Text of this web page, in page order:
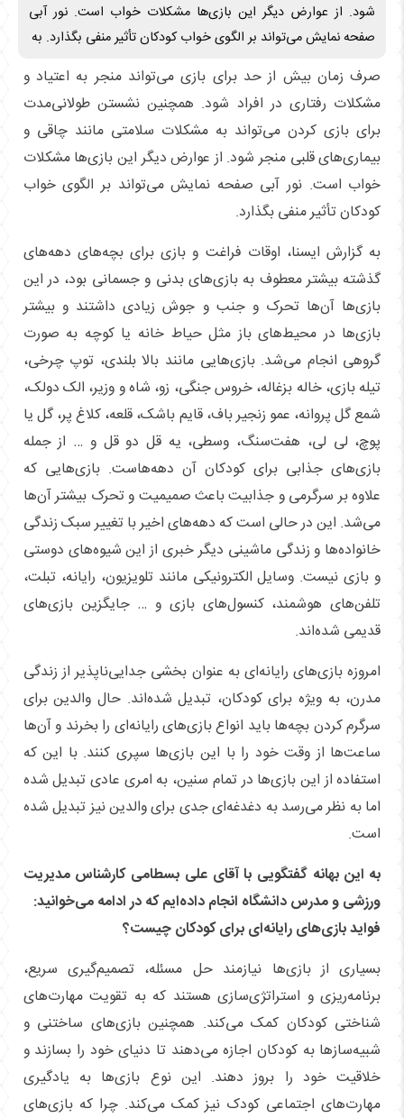
شود. از عوارض دیگر این بازی‌ها مشکلات خواب است. نور آبی
صفحه نمایش می‌تواند بر الگوی خواب کودکان تأثیر منفی بگذارد. به
صرف زمان بیش از حد برای بازی می‌تواند منجر به اعتیاد و
مشکلات رفتاری در افراد شود. همچنین نشستن طولانی‌مدت
برای بازی کردن می‌تواند به مشکلات سلامتی مانند چاقی و
بیماری‌های قلبی منجر شود. از عوارض دیگر این بازی‌ها مشکلات
خواب است. نور آبی صفحه نمایش می‌تواند بر الگوی خواب
کودکان تأثیر منفی بگذارد.
به گزارش ایسنا، اوقات فراغت و بازی برای بچه‌های دهه‌های
گذشته بیشتر معطوف به بازی‌های بدنی و جسمانی بود، در این
بازی‌ها آن‌ها تحرک و جنب‌ و جوش زیادی داشتند و بیشتر
بازی‌ها در محیط‌های باز مثل حیاط خانه یا کوچه به صورت
گروهی انجام می‌شد. بازی‌هایی مانند بالا بلندی، توپ چرخی،
تیله بازی، خاله بزغاله، خروس جنگی، زو، شاه و وزیر، الک دولک،
شمع گل پروانه، عمو زنجیر باف، قایم باشک، قلعه، کلاغ پر، گل یا
پوچ، لی لی، هفت‌سنگ، وسطی، یه قل دو قل و … از جمله
بازی‌های جذابی برای کودکان آن‌ دهه‌هاست. بازی‌هایی که
علاوه بر سرگرمی و جذابیت باعث صمیمیت و تحرک بیشتر آن‌ها
می‌شد. این در حالی است که دهه‌های اخیر با تغییر سبک زندگی
خانواده‌ها و زندگی ماشینی دیگر خبری از این شیوه‌های دوستی
و بازی نیست. وسایل الکترونیکی مانند تلویزیون، رایانه، تبلت،
تلفن‌های هوشمند، کنسول‌های بازی و … جایگزین بازی‌های
قدیمی شده‌اند.
امروزه بازی‌های رایانه‌ای به عنوان بخشی جدایی‌ناپذیر از زندگی
مدرن، به ویژه برای کودکان، تبدیل شده‌اند. حال والدین برای
سرگرم کردن بچه‌ها باید انواع بازی‌های رایانه‌ای را بخرند و آن‌ها
ساعت‌ها از وقت خود را با این بازی‌ها سپری کنند. با این که
استفاده از این بازی‌ها در تمام سنین، به امری عادی تبدیل شده
اما به نظر می‌رسد به دغدغه‌ای جدی برای والدین نیز تبدیل شده
است.
به این بهانه گفتگویی با آقای علی بسطامی کارشناس مدیریت
ورزشی و مدرس دانشگاه انجام داده‌ایم که در ادامه می‌خوانید:
فواید بازی‌های رایانه‌ای برای کودکان چیست؟
بسیاری از بازی‌ها نیازمند حل مسئله، تصمیم‌گیری سریع،
برنامه‌ریزی و استراتژی‌سازی هستند که به تقویت مهارت‌های
شناختی کودکان کمک می‌کند. همچنین بازی‌های ساختنی و
شبیه‌سازها به کودکان اجازه می‌دهند تا دنیای خود را بسازند و
خلاقیت خود را بروز دهند. این نوع بازی‌ها به یادگیری
مهارت‌های اجتماعی کودک نیز کمک می‌کند. چرا که بازی‌های